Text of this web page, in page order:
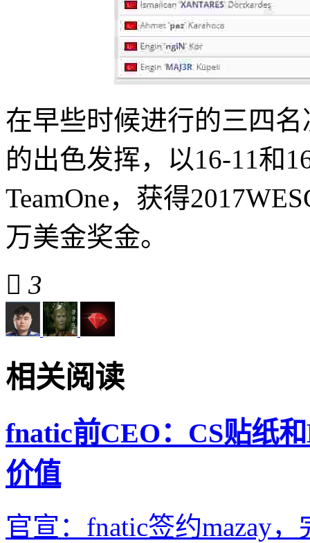
在早些时候进行的三四
的出色发挥，以16-11和
TeamOne，获得
万美金奖金。
 3
相关阅读
fnatic前CEO：CS贴纸
价值
官宣：fnatic签约mazay